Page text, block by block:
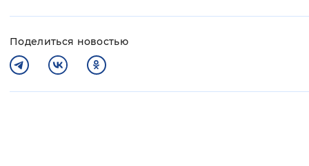
Поделиться новостью